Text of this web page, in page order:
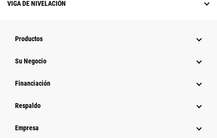
VIGA DE NIVELACIÓN
Productos
Su Negocio
Financiación
Respaldo
Empresa